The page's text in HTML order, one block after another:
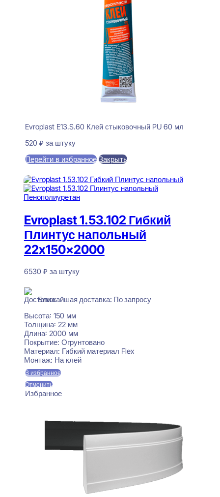
Evroplast E13.S.60 Клей стыковочный PU 60 мл
520 ₽ за штуку
Перейти в избранное Закрыть
Evroplast 1.53.102 Гибкий
Плинтус напольный
22x150x2000
6530 ₽ за штуку
Ближайшая доставка: По запросу
Высота: 150 мм
Толщина: 22 мм
Длина: 2000 мм
Покрытие: Огрунтовано
Материал: Гибкий материал Flex
Монтаж: На клей
В избранное
Отменить
Избранное